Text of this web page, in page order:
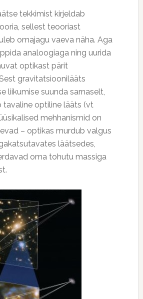
tekkimist kirjeldab
sellest teooriast
omajagu vaeva näha. Aga
analoogiaga ning uurida
optikast pärit
gravitatsioonilääts
liikumise suunda sarnaselt,
tavaline optiline lääts (vt
mehhanismid on
– optikas murdub valgus
läätsedes,
oma tohutu massiga